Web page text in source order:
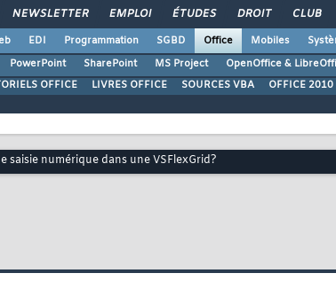
NEWSLETTER EMPLOI ÉTUDES DROIT CLUB
EDI Programmation SGBD Office Mobiles
PowerPoint SharePoint MS Project OpenOffice &
OFFICE LIVRES OFFICE SOURCES VBA OFFICE 2010
saisie numérique dans une VSFlexGrid?